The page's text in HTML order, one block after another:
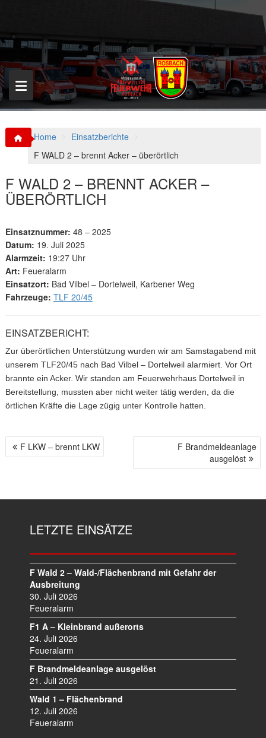
p
o
c
o
n
t
Home
Einsatzberichte
F WALD 2 – brennt Acker – überörtlich
F WALD 2 – BRENNT ACKER –
ÜBERÖRTLICH
Einsatznummer: 48 – 2025
Datum: 19. Juli 2025
Alarmzeit: 19:27 Uhr
Art: Feueralarm
Einsatzort: Bad Vilbel – Dortelweil, Karbener Weg
Fahrzeuge: TLF 20/45
EINSATZBERICHT:
Zur überörtlichen Unterstützung wurden wir am Samstagabend mit
unserem TLF20/45 nach Bad Vilbel – Dortelweil alarmiert. Vor Ort
brannte ein Acker. Wir standen am Feuerwehrhaus Dortelweil in
Bereitstellung, mussten aber nicht weiter tätig werden, da die
örtlichen Kräfte die Lage zügig unter Kontrolle hatten.
B F LKW – brennt LKW
F Brandmeldeanlage
ausgelöst
LETZTE EINSÄTZE
F Wald 2 – Wald-/Flächenbrand mit Gefahr der
Ausbreitung
30. Juli 2026
Feueralarm
F1 A – Kleinbrand außerorts
24. Juli 2026
Feueralarm
F Brandmeldeanlage ausgelöst
21. Juli 2026
Wald 1 – Flächenbrand
12. Juli 2026
Feueralarm